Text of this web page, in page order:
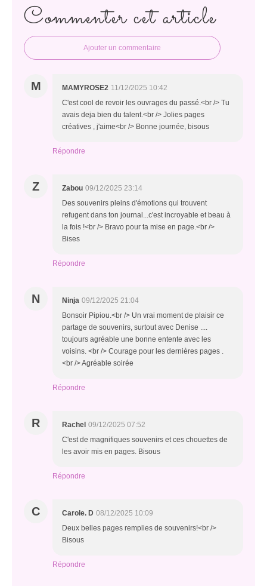
Commenter cet article
Ajouter un commentaire
M MAMYROSE2 11/12/2025 10:42
C'est cool de revoir les ouvrages du passé.<br /> Tu
avais deja bien du talent.<br /> Jolies pages
créatives , j'aime<br /> Bonne journée, bisous
Répondre
Z Zabou 09/12/2025 23:14
Des souvenirs pleins d'émotions qui trouvent
refugent dans ton journal...c'est incroyable et beau à
la fois !<br /> Bravo pour ta mise en page.<br />
Bises
Répondre
N Ninja 09/12/2025 21:04
Bonsoir Pipiou.<br /> Un vrai moment de plaisir ce
partage de souvenirs, surtout avec Denise ....
toujours agréable une bonne entente avec les
voisins. <br /> Courage pour les dernières pages .
<br /> Agréable soirée
Répondre
R Rachel 09/12/2025 07:52
C'est de magnifiques souvenirs et ces chouettes de
les avoir mis en pages. Bisous
Répondre
C Carole. D 08/12/2025 10:09
Deux belles pages remplies de souvenirs!<br />
Bisous
Répondre